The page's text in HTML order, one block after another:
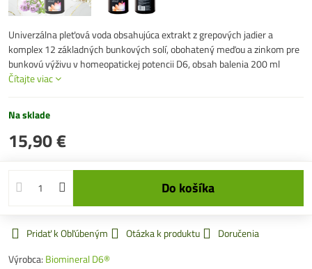
Univerzálna pleťová voda obsahujúca extrakt z grepových jadier a
komplex 12 základných bunkových solí, obohatený meďou a zinkom pre
bunkovú výživu v homeopatickej potencii D6, obsah balenia 200 ml
Čítajte viac
Na sklade
15,90 €
Do košíka
Pridať k Obľúbeným Otázka k produktu
Doručenia
Výrobca: Biomineral D6®